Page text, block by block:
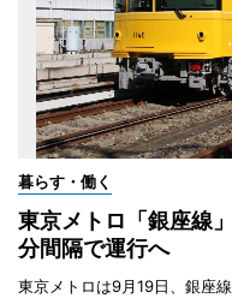
暮らす・働く
東京メトロ「銀座線
分間隔で運行へ
東京メトロは9月19日、銀座